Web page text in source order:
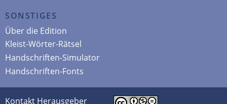
SONSTIGES
Über die Edition
Kleist-Wörter-Rätsel
Handschriften-Simulator
Handschriften-Fonts
Kontakt Herausgeber